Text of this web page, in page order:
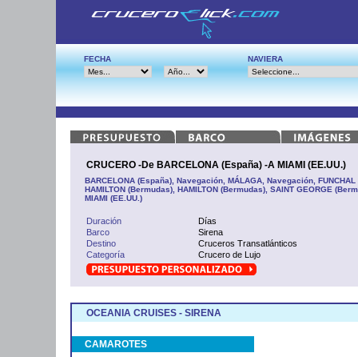
FECHA NAVIERA
CRUCERO -De BARCELONA (España) -A MIAMI (EE.UU.)
BARCELONA (España), Navegación, MÁLAGA, Navegación,
HAMILTON (Bermudas), HAMILTON (Bermudas), SAINT GEORGE
MIAMI (EE.UU.)
Duración
Días
Barco
Sirena
Destino
Cruceros Transatlánticos
Categoría
Crucero de Lujo
OCEANIA CRUISES - SIRENA
CAMAROTES